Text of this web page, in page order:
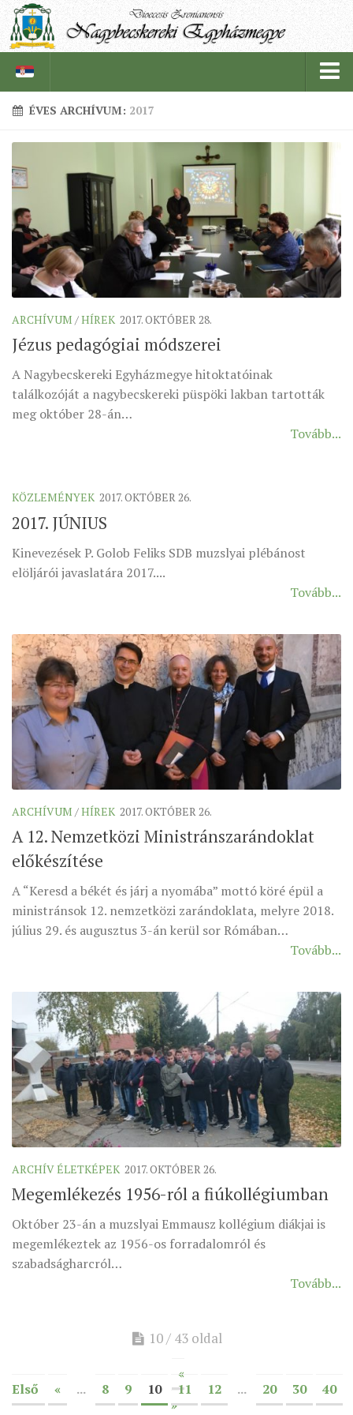
TÖRTÉNELEM
EGYHÁZI INTÉZMÉNYEINK
EGYHÁZMEGYEI LEVÉLTÁR
LELKIPÁSZTOROK
SZERZETESRENDEK
IN MEMORIAM
PLÉBÁNIÁK
ÉSZAKI ESPERESSÉG
KÖZPONTI ESPERESSÉG
ARCHÍV ÉLETKÉPEK
SZINÓDUS
PÜSPÖKI DEKRÉTUM
ZSINATI IRODA
KOORDINÁLÓ BIZOTTSÁG
ZSINATI TAGOK
MUNKADOKUMENTUMOK
ZSINATI HÍREK-ÚJSÁG
PASZTORÁLSZOCIOLÓGIAI FELMÉRÉS
KISKORÚAK VÉDELME
„GYERMEKVÉDELMI” KIHÍVÁSOK KÁNONJOGI
ÉVES ARCHÍVUM: 2017
ARCHÍVUM /HÍREK 2017. OKTÓBER 28.
Jézus pedagógiai módszerei
A Nagybecskereki Egyházmegye hitoktatóinak
találkozóját a nagybecskereki püspöki lakban tartották
meg október 28-án…
Tovább...
KÖZLEMÉNYEK 2017. OKTÓBER 26.
2017. JÚNIUS
Kinevezések P. Golob Feliks SDB muzslyai plébánost
elöljárói javaslatára 2017....
Tovább...
ARCHÍVUM /HÍREK 2017. OKTÓBER 26.
A 12. Nemzetközi Ministránszarándoklat
előkészítése
A “Keresd a békét és járj a nyomába” mottó köré épül a
ministránsok 12. nemzetközi zarándoklata, melyre 2018.
július 29. és augusztus 3-án kerül sor Rómában…
Tovább...
ARCHÍV ÉLETKÉPEK 2017. OKTÓBER 26.
Megemlékezés 1956-ról a fiúkollégiumban
Október 23-án a muzslyai Emmausz kollégium diákjai is
megemlékeztek az 1956-os forradalomról és
szabadságharcról…
Tovább...
10 / 43 oldal
«
Első
« ... 8 9 10 11 12 ... 20 30 40
»